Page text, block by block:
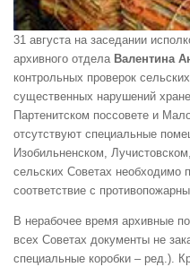
31 августа на заседании
архивного отдела Валентина
контрольных проверок
существенных нарушений
Партенитском поссовете и
отсутствуют специальные
Изобильненском,
сельских Советах
соответствие с
В нерабочее время архивные
всех Советах документы не
специальные коробки – ред.).